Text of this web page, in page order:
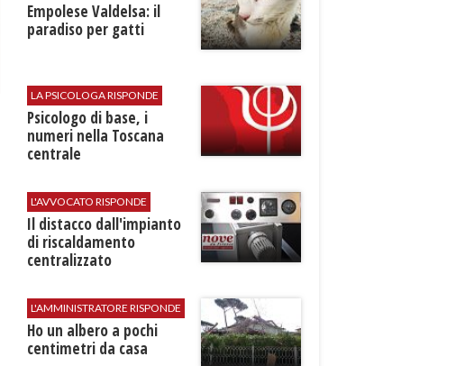
Empolese Valdelsa: il
paradiso per gatti
LA PSICOLOGA RISPONDE
Psicologo di base, i
numeri nella Toscana
centrale
L'AVVOCATO RISPONDE
Il distacco dall'impianto
di riscaldamento
centralizzato
L'AMMINISTRATORE RISPONDE
Ho un albero a pochi
centimetri da casa